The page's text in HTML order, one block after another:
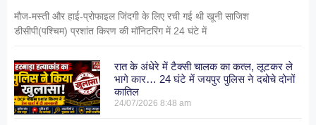
मौज-मस्ती और हाई-प्रोफाइल जिंदगी के लिए रची गई थी खूनी साजिश
डीसीपी(पश्चिम) प्रशांत किरण की मॉनिटरिंग में 24 घंटे में
रात के अंधेरे में टैक्सी चालक का कत्ल, लूटकर ले
भागे कार… 24 घंटे में जयपुर पुलिस ने दबोचे दोनों
कातिल
24/07/20268:48 am